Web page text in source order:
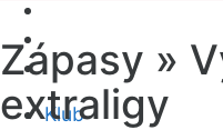
Klub
Zápasy »
extraligy